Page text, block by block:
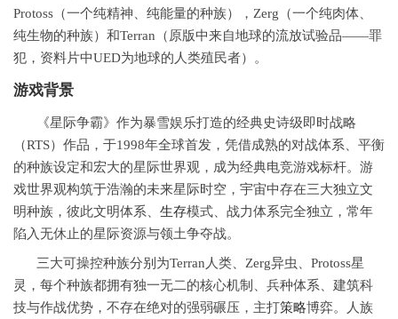
Protoss（一个纯精神、纯能量的种族），Zerg（一个纯肉体、
纯生物的种族）和Terran（原版中来自地球的流放试验品——罪
犯，资料片中UED为地球的人类殖民者）。
游戏背景
《星际争霸》作为暴雪娱乐打造的经典史诗级即时战略
（RTS）作品，于1998年全球首发，凭借成熟的对战体系、平衡
的种族设定和宏大的星际世界观，成为经典电竞游戏标杆。游
戏世界观构筑于浩瀚的未来星际时空，宇宙中存在三大独立文
明种族，彼此文明体系、 生存模式、战力体系完全独立，常年
陷入无休止的星际资源与领土争夺战。
三大可操控种族分别为Terran人类、Zerg异虫、Protoss星
灵，每个种族都拥有独一无二的核心机制、兵种体系、建筑科
技与作战优势，不存在绝对的强弱碾压，主打策略博弈。人族